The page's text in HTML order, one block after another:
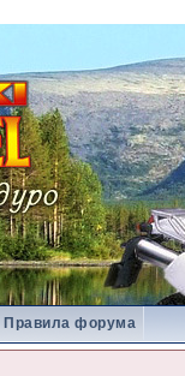
Правила форума